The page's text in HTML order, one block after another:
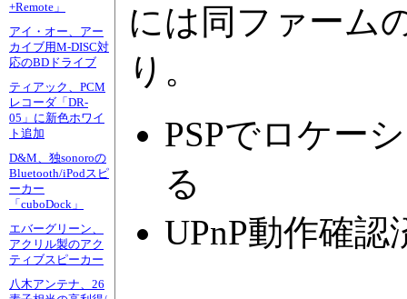
+Remote」
アイ・オー、アー
カイブ用M-DISC対
応のBDドライブ
ティアック、PCM
レコーダ「DR-
05」に新色ホワイ
ト追加
D&M、独sonoroの
Bluetooth/iPodスピ
ーカー
「cuboDock」
エバーグリーン、
アクリル製のアク
ティブスピーカー
八木アンテナ、26
には同ファーム
り。
PSPでロケー
る
UPnP動作確